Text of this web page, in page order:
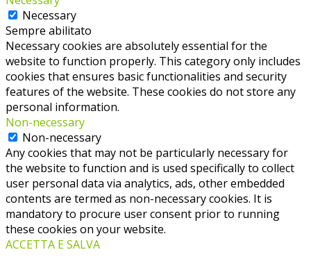
Necessary
Sempre abilitato
Necessary cookies are absolutely essential for the
website to function properly. This category only includes
cookies that ensures basic functionalities and security
features of the website. These cookies do not store any
personal information.
Non-necessary
Non-necessary
Any cookies that may not be particularly necessary for
the website to function and is used specifically to collect
user personal data via analytics, ads, other embedded
contents are termed as non-necessary cookies. It is
mandatory to procure user consent prior to running
these cookies on your website.
ACCETTA E SALVA